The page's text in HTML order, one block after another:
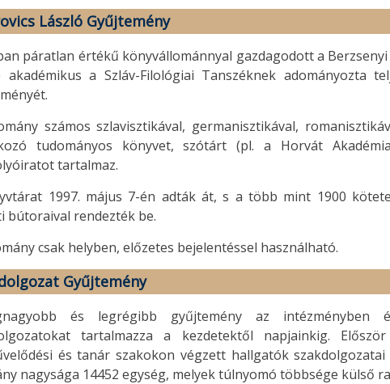
László Gyűjtemény
páratlan értékű könyvállománnyal gazdagodott a
akadémikus a Szláv-Filológiai Tanszéknek adományozta
számos szlavisztikával, germanisztikával,
tudományos könyvet, szótárt (pl. a Horvát
tartalmaz.
1997. május 7-én adták át, s a több mint 1900
bútoraival rendezték be.
csak helyben, előzetes bejelentéssel használható.
Gyűjtemény
és legrégibb gyűjtemény az intézményben
tartalmazza a kezdetektől napjainkig.
és tanár szakokon végzett hallgatók
nagysága 14452 egység, melyek túlnyomó többsége külső